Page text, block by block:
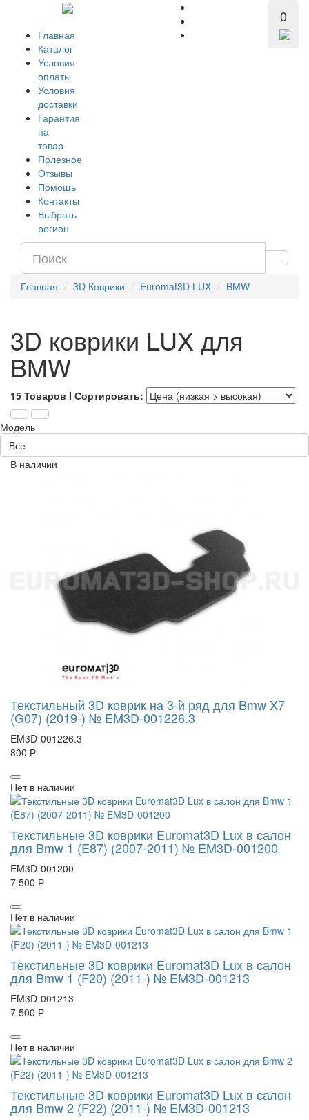
Главная
Каталог
Условия
оплаты
Условия
доставки
Гарантия
на
товар
Полезное
Отзывы
Помощь
Контакты
Выбрать
регион
0
Главная 3D Коврики Euromat3D LUX BMW
3D коврики LUX для
BMW
15 Товаров I Сортировать:
Модель
Все
В наличии
Текстильный 3D коврик на 3-й ряд для Bmw X7
(G07) (2019-) № EM3D-001226.3
EM3D-001226.3
800 Р
Нет в наличии
Текстильные 3D коврики Euromat3D Lux в салон
для Bmw 1 (E87) (2007-2011) № EM3D-001200
EM3D-001200
7 500 Р
Нет в наличии
Текстильные 3D коврики Euromat3D Lux в салон
для Bmw 1 (F20) (2011-) № EM3D-001213
EM3D-001213
7 500 Р
Нет в наличии
Текстильные 3D коврики Euromat3D Lux в салон
для Bmw 2 (F22) (2011-) № EM3D-001213